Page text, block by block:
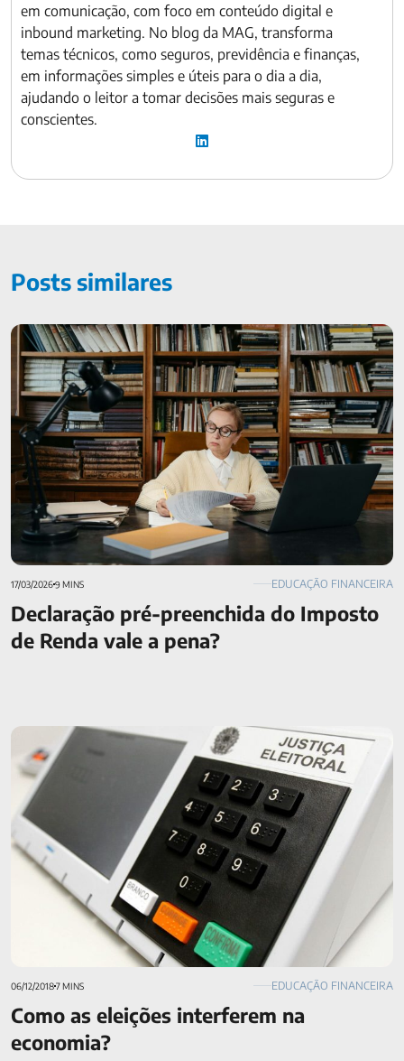
em comunicação, com foco em conteúdo digital e
inbound marketing. No blog da MAG, transforma
temas técnicos, como seguros, previdência e finanças,
em informações simples e úteis para o dia a dia,
ajudando o leitor a tomar decisões mais seguras e
conscientes.
Posts similares
Declaração pré-preenchida do Imposto de Renda vale a
pena?
17/03/20269 MINS EDUCAÇÃO FINANCEIRA
Declaração pré-preenchida do Imposto
de Renda vale a pena?
Como as eleições interferem na economia?
06/12/20187 MINS EDUCAÇÃO FINANCEIRA
Como as eleições interferem na
economia?